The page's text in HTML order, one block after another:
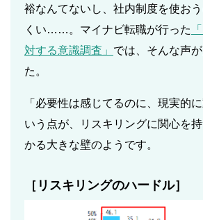
裕なんてないし、社内制度を使お
くい……。マイナビ転職が行った
対する意識調査」 では、そんな声
た。
「必要性は感じてるのに、現実的
いう点が、リスキリングに関心を
かる大きな壁のようです。
［リスキリングのハードル］